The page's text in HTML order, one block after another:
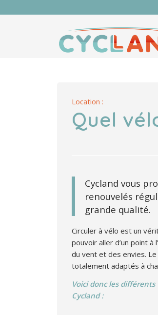
Location :
Quel
Cycland vous
renouvelés
grande qualité.
Circuler à vélo est un
pouvoir aller d’un point
du vent et des envies.
totalement adaptés à
Voici donc les
Cycland :